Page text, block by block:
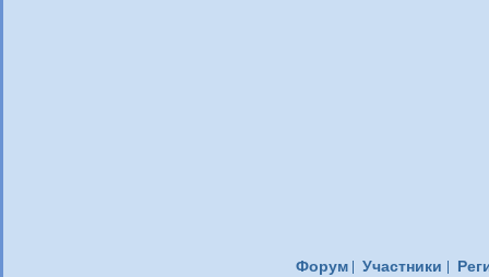
Форум Участники